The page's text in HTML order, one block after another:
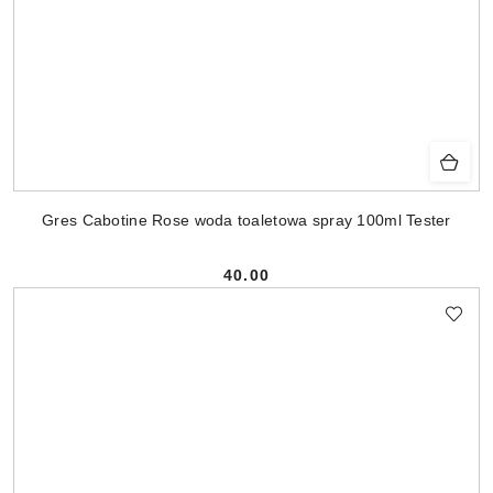
Gres Cabotine Rose woda toaletowa spray 100ml Tester
Cena:
40.00